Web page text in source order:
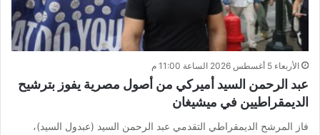
الأربعاء 5 أغسطس 2026 الساعة 11:00 م
عبد الرحمن السيد أميركي من أصول مصرية يفوز بترشيح
الديمقراطيين في ميشيغان
فاز المرشح الديمقراطي التقدمي عبد الرحمن السيد (عبدول السيد)،